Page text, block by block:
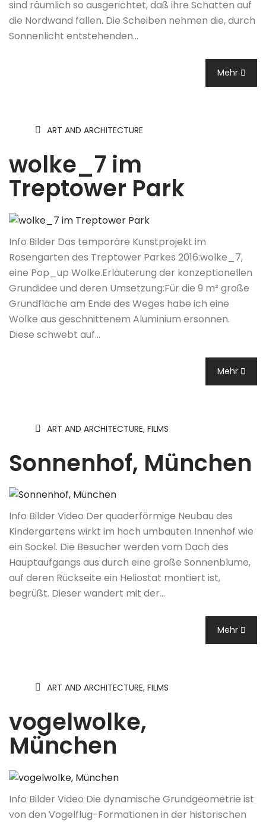
sind räumlich so ausgerichtet, daß ihre Schatten auf
die Nordwand fallen. Die Scheiben nehmen die, durch
Sonnenlicht entstehenden…
Mehr
ART AND ARCHITECTURE
wolke_7 im
Treptower Park
Info Bilder Das temporäre Kunstprojekt im
Rosengarten des Treptower Parkes 2016:wolke_7,
eine Pop_up Wolke.Erläuterung der konzeptionellen
Grundidee und deren Umsetzung:Für die 9 m² große
Grundfläche am Ende des Weges habe ich eine
Wolke aus geschnittenem Aluminium ersonnen.
Diese schwebt auf…
Mehr
ART AND ARCHITECTURE, FILMS
Sonnenhof, München
Info Bilder Video Der quaderförmige Neubau des
Kindergartens wirkt im hoch umbauten Innenhof wie
ein Sockel. Die Besucher werden vom Dach des
Hauptaufgangs aus durch eine große Sonnenblume,
auf deren Rückseite ein Heliostat montiert ist,
begrüßt. Dieser wandert mit der…
Mehr
ART AND ARCHITECTURE, FILMS
vogelwolke,
München
Info Bilder Video Die dynamische Grundgeometrie ist
von den Vogelflug-Formationen in der historischen